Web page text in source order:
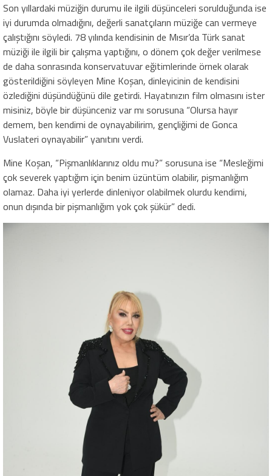
Son yıllardaki müziğin durumu ile ilgili düşünceleri sorulduğunda ise
iyi durumda olmadığını, değerli sanatçıların müziğe can vermeye
çalıştığını söyledi. 78 yılında kendisinin de Mısır’da Türk sanat
müziği ile ilgili bir çalışma yaptığını, o dönem çok değer verilmese
de daha sonrasında konservatuvar eğitimlerinde örnek olarak
gösterildiğini söyleyen Mine Koşan, dinleyicinin de kendisini
özlediğini düşündüğünü dile getirdi. Hayatınızın film olmasını ister
misiniz, böyle bir düşünceniz var mı sorusuna “Olursa hayır
demem, ben kendimi de oynayabilirim, gençliğimi de Gonca
Vuslateri oynayabilir” yanıtını verdi.
Mine Koşan, “Pişmanlıklarınız oldu mu?” sorusuna ise “Mesleğimi
çok severek yaptığım için benim üzüntüm olabilir, pişmanlığım
olamaz. Daha iyi yerlerde dinleniyor olabilmek olurdu kendimi,
onun dışında bir pişmanlığım yok çok şükür” dedi.